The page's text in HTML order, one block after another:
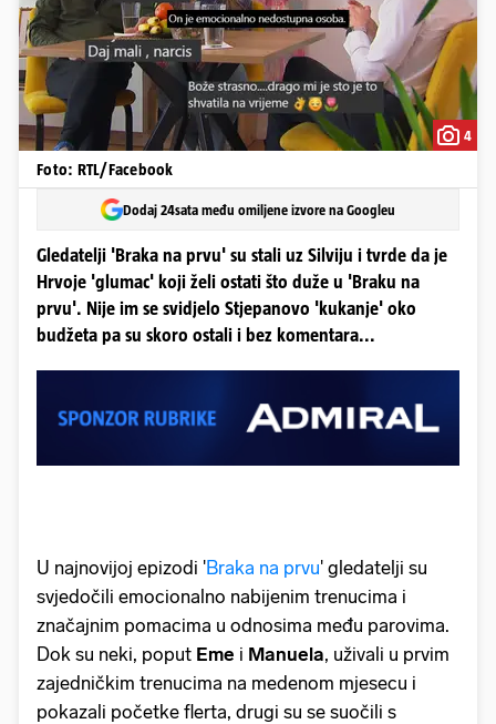
4
Foto: RTL/Facebook
Dodaj 24sata među omiljene izvore na Googleu
Gledatelji 'Braka na prvu' su stali uz Silviju i tvrde da je
Hrvoje 'glumac' koji želi ostati što duže u 'Braku na
prvu'. Nije im se svidjelo Stjepanovo 'kukanje' oko
budžeta pa su skoro ostali i bez komentara...
U najnovijoj epizodi 'Braka na prvu' gledatelji su
svjedočili emocionalno nabijenim trenucima i
značajnim pomacima u odnosima među parovima.
Dok su neki, poput Eme i Manuela, uživali u prvim
zajedničkim trenucima na medenom mjesecu i
pokazali početke flerta, drugi su se suočili s